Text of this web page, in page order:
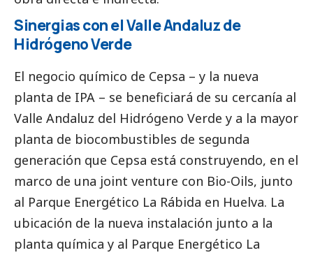
Sinergias con el Valle Andaluz de
Hidrógeno Verde
El negocio químico de Cepsa – y la nueva
planta de IPA – se beneficiará de su cercanía al
Valle Andaluz del Hidrógeno Verde y a la mayor
planta de biocombustibles de segunda
generación que Cepsa está construyendo, en el
marco de una joint venture con Bio-Oils, junto
al Parque Energético La Rábida en Huelva. La
ubicación de la nueva instalación junto a la
planta química y al Parque Energético La